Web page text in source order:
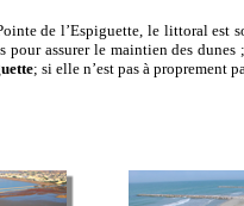
de l’Espiguette, le littoral
pour assurer le maintien des
; si elle n’est pas à proprement